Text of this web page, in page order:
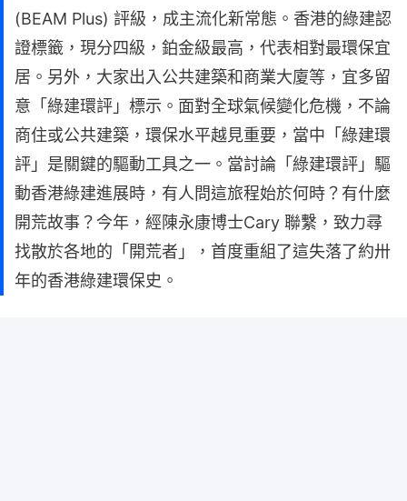
(BEAM Plus) 評級，成主流化新常態。香港的綠建認
證標籤，現分四級，鉑金級最高，代表相對最環保宜
居。另外，大家出入公共建築和商業大廈等，宜多留
意「綠建環評」標示。面對全球氣候變化危機，不論
商住或公共建築，環保水平越見重要，當中「綠建環
評」是關鍵的驅動工具之一。當討論「綠建環評」驅
動香港綠建進展時，有人問這旅程始於何時？有什麼
開荒故事？今年，經陳永康博士Cary 聯繫，致力尋
找散於各地的「開荒者」，首度重組了這失落了約卅
年的香港綠建環保史。